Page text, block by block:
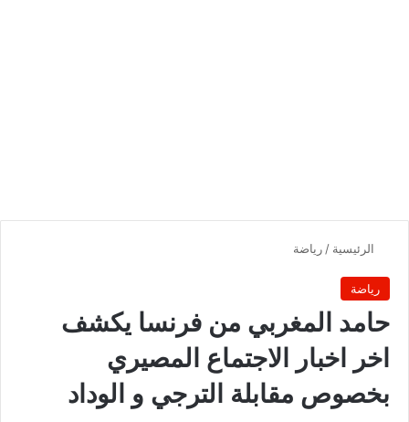
الرئيسية / رياضة
رياضة
حامد المغربي من فرنسا يكشف
اخر اخبار الاجتماع المصيري
بخصوص مقابلة الترجي و الوداد